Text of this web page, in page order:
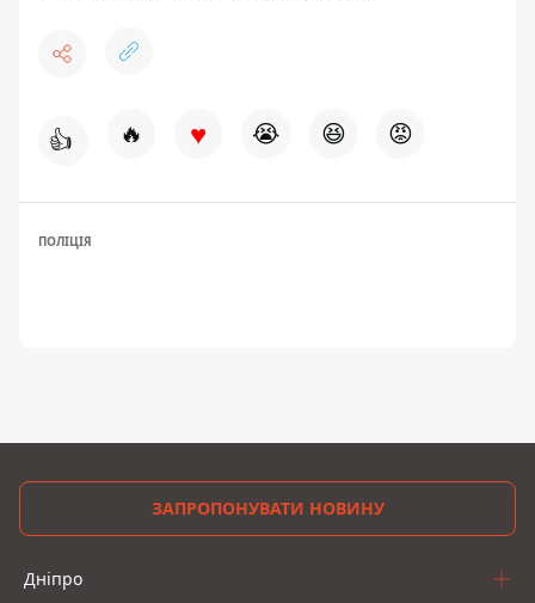
👍 🔥 ♥ 😭 😆 😡
ПОЛІЦІЯ
ЗАПРОПОНУВАТИ НОВИНУ
Дніпро